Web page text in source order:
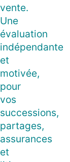
vente.
Une
évaluation
indépendante
et
motivée,
pour
vos
successions,
partages,
assurances
et